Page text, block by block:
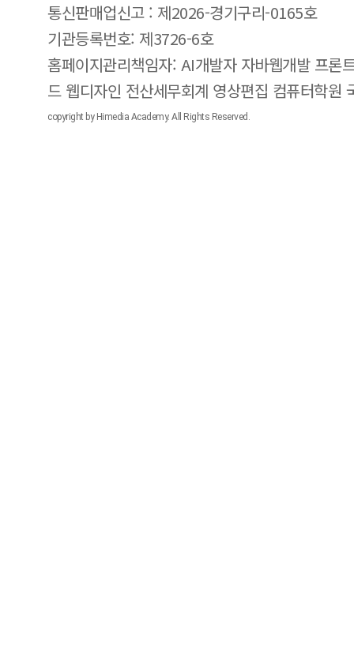
통신판매업신고 : 제2026-경기구리-0165호
기관등록번호: 제3726-6호
홈페이지관리책임자: AI개발자 자바웹개발 프론
드 웹디자인 전산세무회계 영상편집 컴퓨터학원
copyright by Himedia Academy. All Rights Reserved.